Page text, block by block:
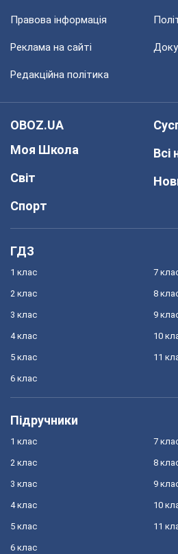
Правова інформація
Реклама на сайті
Редакційна політика
OBOZ.UA
Моя Школа
Світ
Спорт
Всі
ГДЗ
1 клас
2 клас
3 клас
4 клас
5 клас
6 клас
7
8
9
10
11
Підручники
1 клас
2 клас
3 клас
4 клас
5 клас
6 клас
7
8
9
10
11